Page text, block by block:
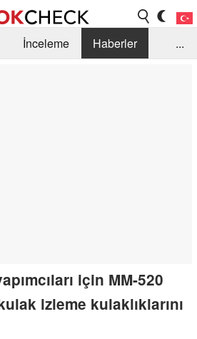
İnceleme
Haberler
...
için MM-520
izleme kulaklıklarını